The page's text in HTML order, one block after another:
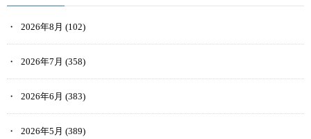
2026年8月 (102)
2026年7月 (358)
2026年6月 (383)
2026年5月 (389)